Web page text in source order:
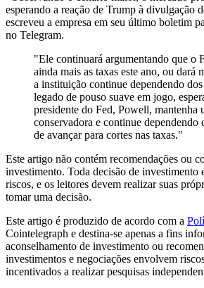
esperando a reação de Trump à divulgação
escreveu a empresa em seu último boletim
no Telegram.
"Ele continuará argumentando que o
ainda mais as taxas este ano, ou dará
a instituição continue dependendo
legado de pouso suave em jogo,
presidente do Fed, Powell, mantenha
conservadora e continue dependendo
de avançar para cortes nas taxas."
Este artigo não contém recomendações ou
investimento. Toda decisão de investimento
riscos, e os leitores devem realizar suas
tomar uma decisão.
Este artigo é produzido de acordo com a
Cointelegraph e destina-se apenas a fins
aconselhamento de investimento ou
investimentos e negociações envolvem
incentivados a realizar pesquisas